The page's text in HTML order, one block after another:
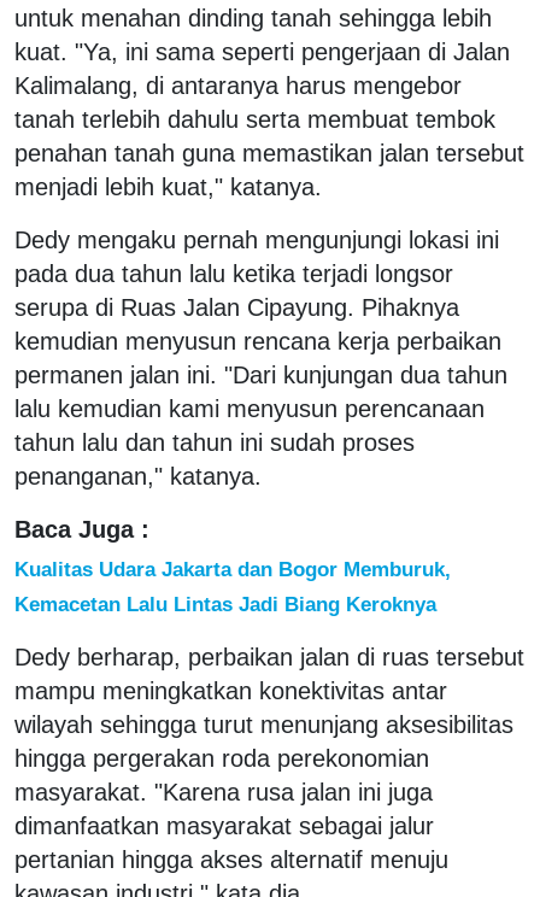
untuk menahan dinding tanah sehingga lebih
kuat. "Ya, ini sama seperti pengerjaan di Jalan
Kalimalang, di antaranya harus mengebor
tanah terlebih dahulu serta membuat tembok
penahan tanah guna memastikan jalan tersebut
menjadi lebih kuat," katanya.
Dedy mengaku pernah mengunjungi lokasi ini
pada dua tahun lalu ketika terjadi longsor
serupa di Ruas Jalan Cipayung. Pihaknya
kemudian menyusun rencana kerja perbaikan
permanen jalan ini. "Dari kunjungan dua tahun
lalu kemudian kami menyusun perencanaan
tahun lalu dan tahun ini sudah proses
penanganan," katanya.
Baca Juga :
Kualitas Udara Jakarta dan Bogor Memburuk,
Kemacetan Lalu Lintas Jadi Biang Keroknya
Dedy berharap, perbaikan jalan di ruas tersebut
mampu meningkatkan konektivitas antar
wilayah sehingga turut menunjang aksesibilitas
hingga pergerakan roda perekonomian
masyarakat. "Karena rusa jalan ini juga
dimanfaatkan masyarakat sebagai jalur
pertanian hingga akses alternatif menuju